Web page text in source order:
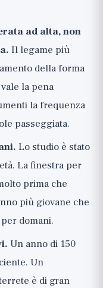
ad alta, non
Il legame più
della forma
la pena
la frequenza
passeggiata.
Lo studio è stato
La finestra per
prima che
più giovane che
domani.
Un anno di 150
Un
è di gran